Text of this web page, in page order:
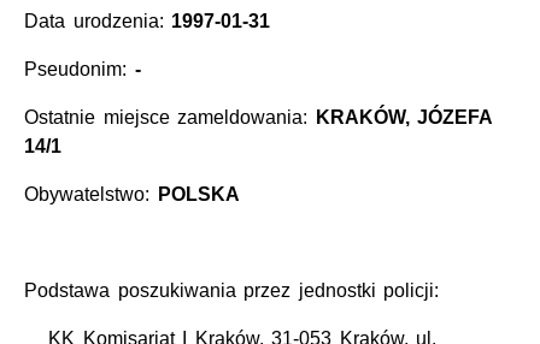
Data urodzenia: 1997-01-31
Pseudonim: -
Ostatnie miejsce zameldowania:
KRAKÓW, JÓZEFA
14/1
Obywatelstwo: POLSKA
Podstawa poszukiwania przez jednostki policji:
KK Komisariat I Kraków, 31-053 Kraków, ul.